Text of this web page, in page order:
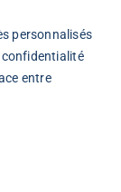
personnalisés
entre